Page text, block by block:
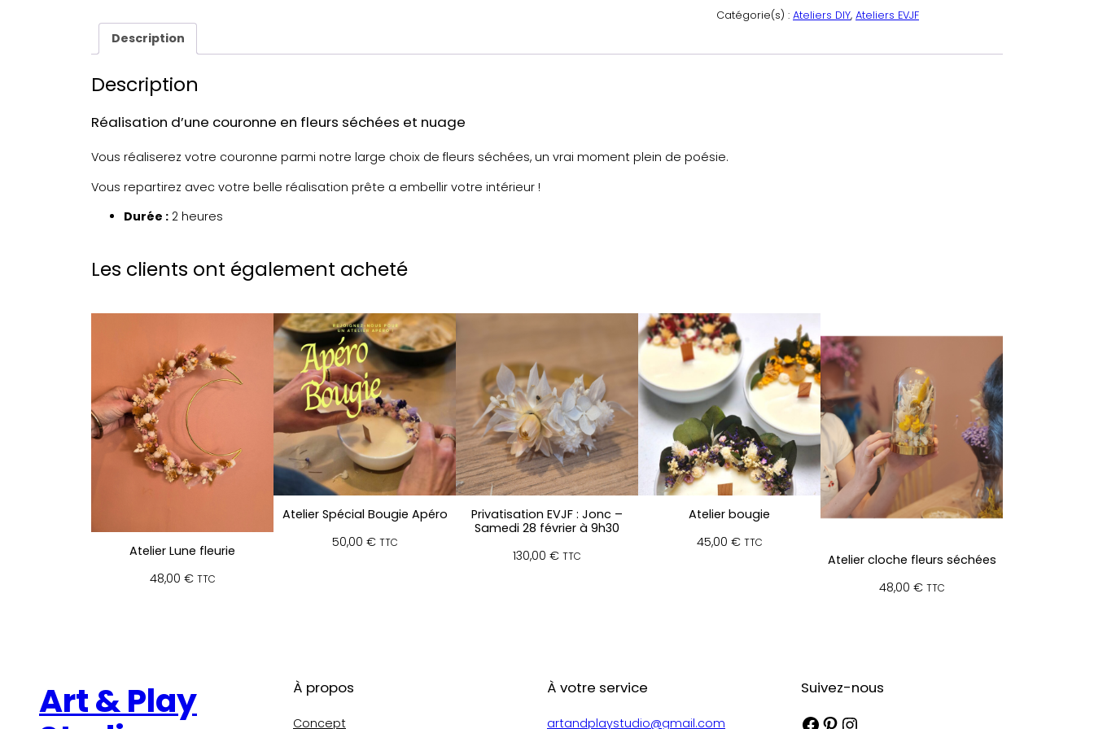
Catégorie(s) : Ateliers DIY, Ateliers EVJF
Description
Description
Réalisation d’une couronne en fleurs séchées et nuage
Vous réaliserez votre couronne parmi notre large choix de fleurs séchées, un vrai moment plein de poésie.
Vous repartirez avec votre belle réalisation prête a embellir votre intérieur !
Durée : 2 heures
Les clients ont également acheté
Atelier Lune fleurie
48,00 € TTC
Atelier Spécial Bougie Apéro
50,00 € TTC
Privatisation EVJF : Jonc –
Samedi 28 février à 9h30
130,00 € TTC
Atelier bougie
45,00 € TTC
Atelier cloche fleurs séchées
48,00 € TTC
Art & Play
À propos
Concept
À votre service
artandplaystudio@gmail.com
Suivez-nous
Facebook Pinterest Instagram